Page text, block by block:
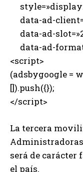
data-ad-
data-ad-
data-ad-
<script>
(adsbygoogle =
[]).push({});
</script>
La tercera
Administradoras
será de carácter
el país.